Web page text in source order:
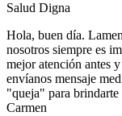
Salud Digna
Hola, buen día.
nosotros siempre es
mejor atención antes
envíanos mensaje
"queja" para brindarte
Carmen